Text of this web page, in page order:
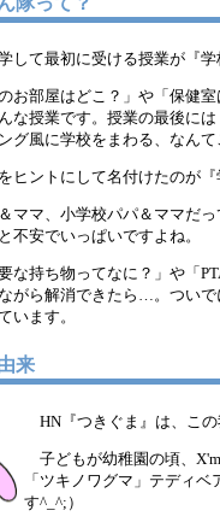
して最初に受ける授業が『学
のお部屋はどこ？」や「保健
な授業です。授業の最後に
グ風に学校をまわる、なん
ヒントにして名付けたのが『
ママ、小学校パパ＆ママだ
不安でいっぱいですよね。
要な持ち物ってなに？」や「
がら解消できたら…。つい
います。
来
HN『つきぐま』は、こ
子どもが幼稚園の頃、
「ツキノワグマ」テディ
す^_^;）